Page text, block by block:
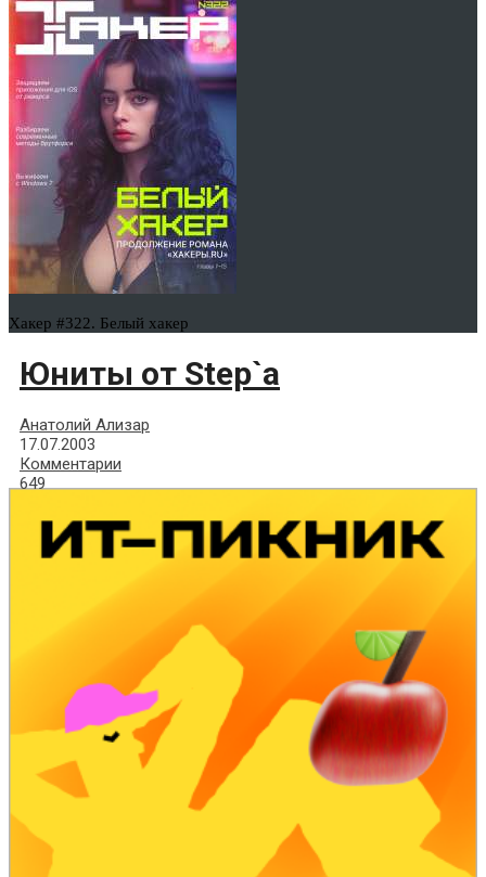
Хакер #322. Белый хакер
Юниты от Step`а
Анатолий Ализар
17.07.2003
Комментарии
649